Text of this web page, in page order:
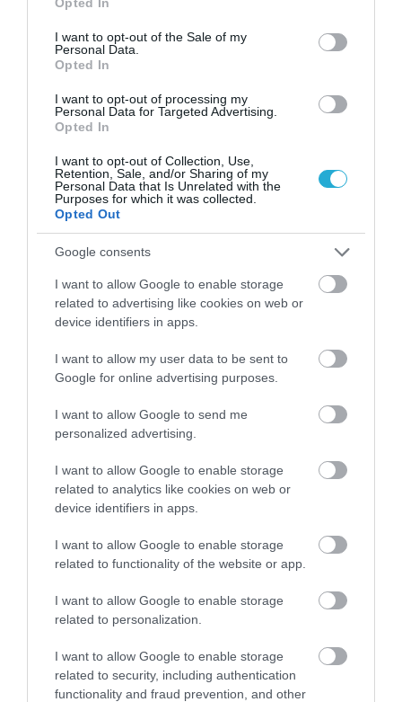
use your data for below specified purposes in below Google
consent section.
I want to opt-out of the Sale of my
Personal Data.
Opted In
I want to opt-out of processing my
Personal Data for Targeted Advertising.
Opted In
I want to opt-out of Collection, Use,
Retention, Sale, and/or Sharing of my
Personal Data that Is Unrelated with the
Purposes for which it was collected.
Opted Out
Google consents
I want to allow Google to enable storage
related to advertising like cookies on web or
device identifiers in apps.
I want to allow my user data to be sent to
Google for online advertising purposes.
I want to allow Google to send me
personalized advertising.
I want to allow Google to enable storage
related to analytics like cookies on web or
device identifiers in apps.
I want to allow Google to enable storage
related to functionality of the website or app.
I want to allow Google to enable storage
related to personalization.
I want to allow Google to enable storage
related to security, including authentication
functionality and fraud prevention, and other
και ζαρτιέρες – Κόλαση… [pics]
ΙΩΑΝΝΑ ΚΑΡΑ
01.08.2026 | 21:13
PODCASTS
Μπαλατσούκας pagenews.gr:«Η κυβέρνηση θυμάται τους
πυροσβέστες όταν τους λέει ήρωες–όχι όταν ζητούν
στήριξη»
Γ.Βρεττάκος στο pagenews.gr: «Το ΠΑΣΟΚ μπλοκάρει τη
Συνταγματική Αναθεώρηση και φορτώνει ευθύνες στη
Μυρτώ Κοροβέση στο pagenews.gr: «Η κοινωνία ζητά
διαφάνεια, όχι άλλα σκάνδαλα» – Τι λέει για τον ΟΠΕΚΕΠΕ